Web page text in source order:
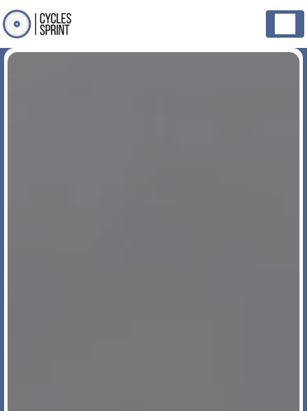
Panneau de gestion des cookies